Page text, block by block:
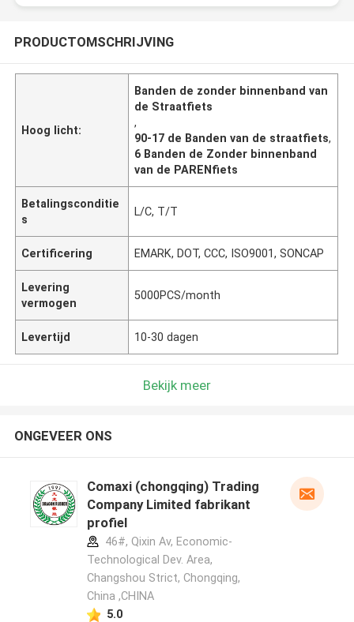
PRODUCTOMSCHRIJVING
Hoog licht:
Banden de zonder binnenband van
de Straatfiets
,
90-17 de Banden van de straatfiets,
6 Banden de Zonder binnenband
van de PARENfiets
Betalingsconditie
s
L/C, T/T
Certificering EMARK, DOT, CCC, ISO9001, SONCAP
Levering
vermogen
5000PCS/month
Levertijd 10-30 dagen
Bekijk meer
ONGEVEER ONS
Comaxi (chongqing) Trading
Company Limited fabrikant
profiel
46#, Qixin Av, Economic-
Technological Dev. Area,
Changshou Strict, Chongqing,
China ,CHINA
5.0